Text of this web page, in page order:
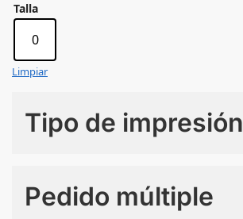
Talla
0
Limpiar
Tipo de impresión
Pedido múltiple